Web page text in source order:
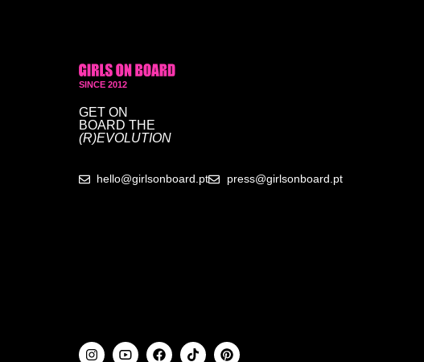
SINCE 2012
GET ON
BOARD THE
(R)EVOLUTION
hello@girlsonboard.pt press@girlsonboard.pt